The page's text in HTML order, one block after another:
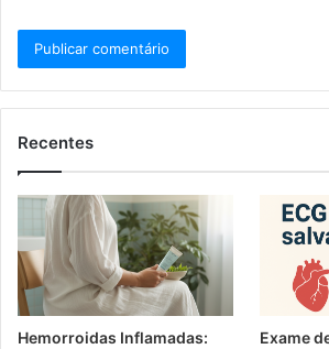
Recentes
Hemorroidas Inflamadas:
Exame